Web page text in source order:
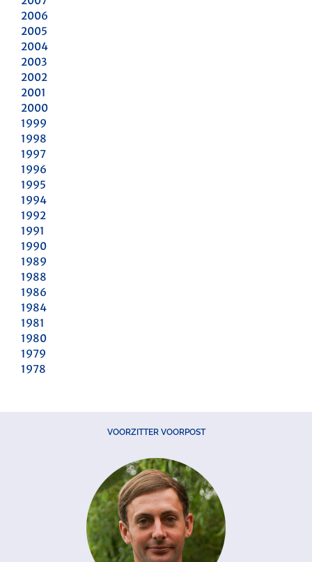
2006
2005
2004
2003
2002
2001
2000
1999
1998
1997
1996
1995
1994
1992
1991
1990
1989
1988
1986
1984
1981
1980
1979
1978
VOORZITTER VOORPOST